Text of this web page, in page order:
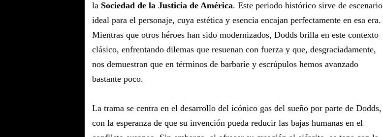
la Sociedad de la Justicia de América. Este periodo histórico sirve de escenario
ideal para el personaje, cuya estética y esencia encajan perfectamente en esa era.
Mientras que otros héroes han sido modernizados, Dodds brilla en este contexto
clásico, enfrentando dilemas que resuenan con fuerza y que, desgraciadamente,
nos demuestran que en términos de barbarie y escrúpulos hemos avanzado
bastante poco.
La trama se centra en el desarrollo del icónico gas del sueño por parte de Dodds,
con la esperanza de que su invención pueda reducir las bajas humanas en el